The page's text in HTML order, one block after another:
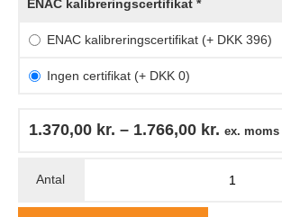
ENAC kalibreringscertifikat *
ENAC kalibreringscertifikat (+ DKK 396)
Ingen certifikat (+ DKK 0)
1.370,00 kr. – 1.766,00 kr. ex. moms